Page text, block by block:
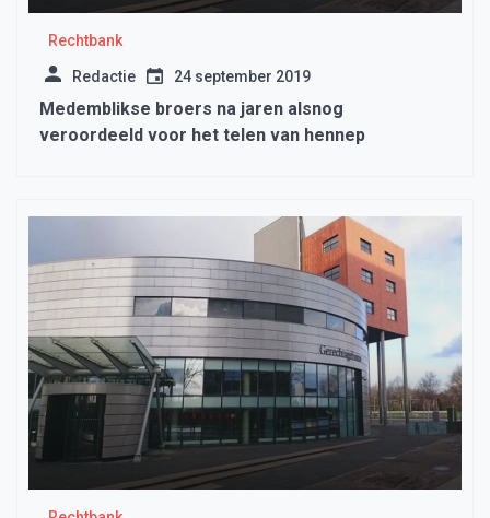
Rechtbank
Redactie 24 september 2019
Medemblikse broers na jaren alsnog
veroordeeld voor het telen van hennep